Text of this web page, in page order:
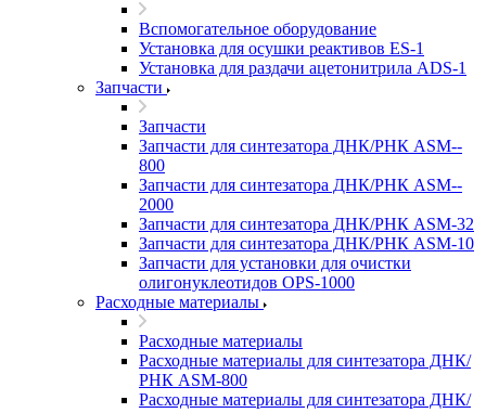
Вспомогательное оборудование
Установка для осушки реактивов ES-­1
Установка для раздачи ацетонитрила ADS-1
Запчасти
Запчасти
Запчасти для синтезатора ДНК/РНК ASM-­
800
Запчасти для синтезатора ДНК/РНК ASM-­
2000
Запчасти для синтезатора ДНК/РНК ASM-32
Запчасти для синтезатора ДНК/РНК ASM-­10
Запчасти для установки для очистки
олигонуклеотидов OPS-­1000
Расходные материалы
Расходные материалы
Расходные материалы для синтезатора ДНК/
РНК ASM-­800
Расходные материалы для синтезатора ДНК/